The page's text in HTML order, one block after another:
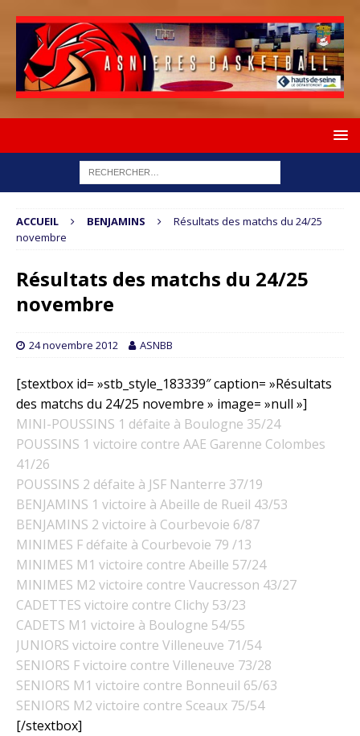
ACCUEIL BENJAMINS
Résultats des matchs du 24/25
novembre
Résultats des matchs du 24/25
novembre
24 novembre 2012 ASNBB
[stextbox id= »stb_style_183339″ caption= »Résultats
des matchs du 24/25 novembre » image= »null »]
MINI-POUSSINS 1 défaite à Boulogne 35/24
POUSSINS 1 victoire contre AAE Garenne Colombes
41/26
POUSSINS 2 défaite à JSF Nanterre 37/19
BENJAMINS 1 victoire à Abeille de Rueil 43/53
BENJAMINS 2 victoire à Courbevoie 6/87
MINIMES F défaite à Courbevoie 79 /13
MINIMES M1 victoire contre Abeille 57/24
MINIMES M2 victoire contre Vaucresson 43/27
CADETTES victoire contre Clichy 53/23
CADETS M1 victoire à Boulogne 54/55
JUNIORS victoire contre Villeneuve 71/54
SENIORS F victoire contre Villeneuve 73/28
SENIORS M1 victoire contre Bonneuil 65/63
SENIORS M2 victoire contre Sceaux 75/54
[/stextbox]